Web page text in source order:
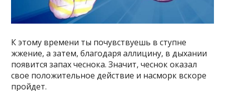
К этому времени ты почувствуешь в ступне
жжение, а затем, благодаря аллицину, в дыхании
появится запах чеснока. Значит, чеснок оказал
свое положительное действие и насморк вскоре
пройдет.